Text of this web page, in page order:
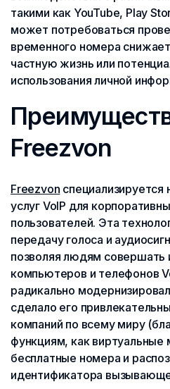
такими как YouTube, Play
может потребоваться
временного номера
частную жизнь или
использования личной
Freezvon
Freezvon специализируется
услуг VoIP для
пользователей. Эта
передачу голоса и
позволяя людям совершать
компьютеров и телефонов
радикально
сделало его
компаний по всему миру
функциям, как
бесплатные номера и
идентификатора